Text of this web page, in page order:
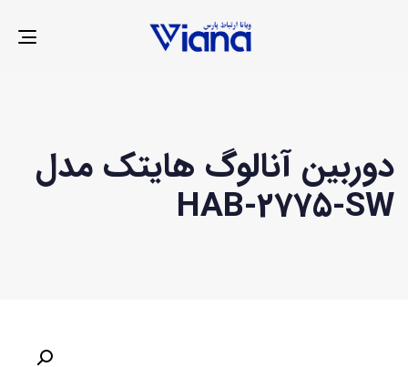
دوربین آنالوگ هایتک مدل
HAB-2775-SW